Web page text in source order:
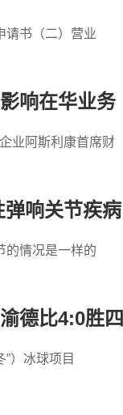
请书（二）营业
响在华业务
业阿斯利康首席财
响关节疾病
的情况是一样的
德比4:0胜
）冰球项目